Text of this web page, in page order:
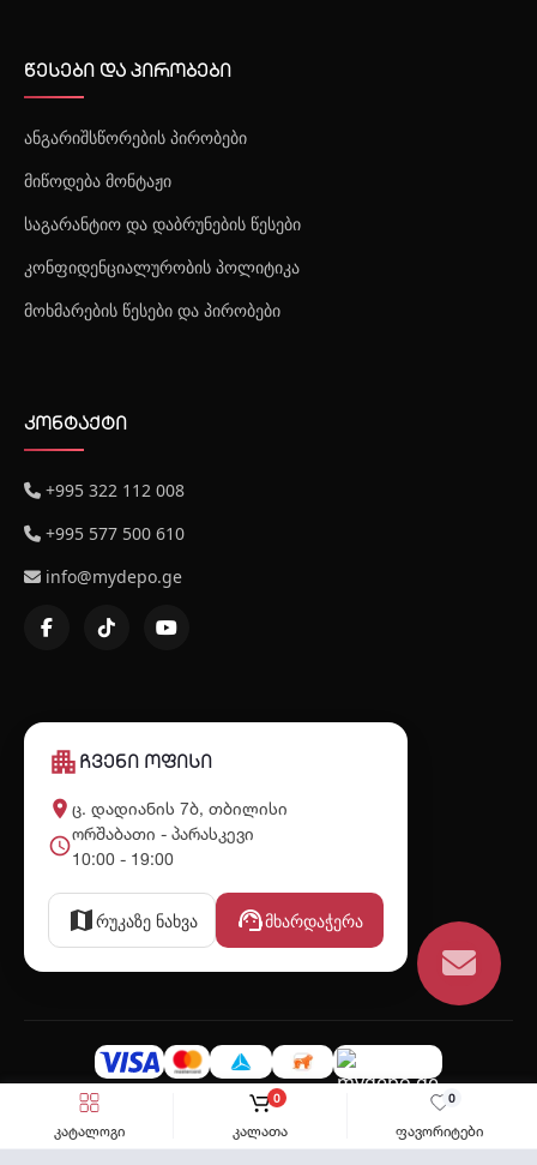
კატალოგი ფავორიტები
0
კალათა
0
წესები და პირობები
ანგარიშსწორების პირობები
მიწოდება მონტაჟი
საგარანტიო და დაბრუნების წესები
კონფიდენციალურობის პოლიტიკა
მოხმარების წესები და პირობები
კონტაქტი
+995 322 112 008
+995 577 500 610
info@mydepo.ge
apartment ჩვენი ოფისი
place ც. დადიანის 7ბ, თბილისი
schedule
ორშაბათი - პარასკევი
10:00 - 19:00
map რუკაზე ნახვა support_agentმხარდაჭერა
MYDEPO.GE 2024-2026 © ყველა უფლება დაცულია